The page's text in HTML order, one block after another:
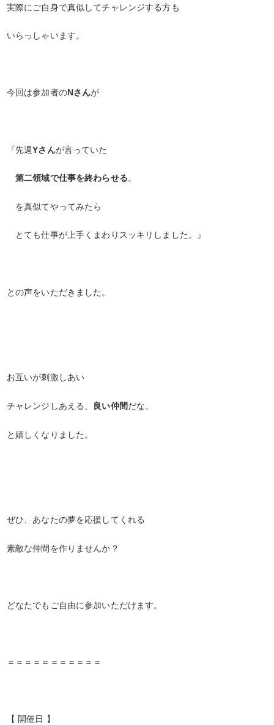
実際にご自身で真似してチャレンジする方も
いらっしゃいます。
今回は参加者のNさんが
『先週Yさんが言っていた
第二領域で仕事を終わらせる。
を真似てやってみたら
とても仕事が上手くまわりスッキリしました。』
との声をいただきました。
お互いが刺激しあい
チャレンジしあえる、 良い仲間だな。
と嬉しくなりました。
ぜひ、あなたの夢を応援してくれる
素敵な仲間を作りませんか？
どなたでもご自由に参加いただけます。
＝＝＝＝＝＝＝＝＝＝＝
【 開催日 】